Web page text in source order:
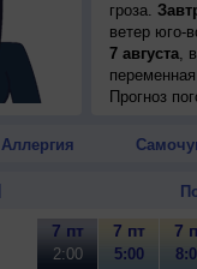
гроза.
ветер юго-
7 августа,
+25..27°,
Прогноз
Аллергия
7 пт
2:00
7 пт
5:00
7